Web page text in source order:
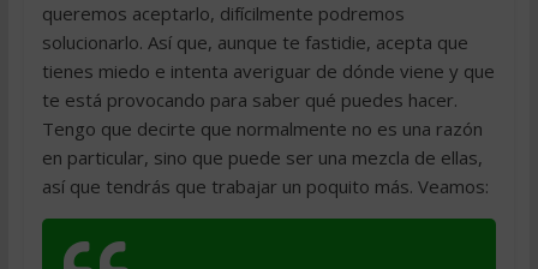
queremos aceptarlo, difícilmente podremos
solucionarlo. Así que, aunque te fastidie, acepta que
tienes miedo e intenta averiguar de dónde viene y que
te está provocando para saber qué puedes hacer.
Tengo que decirte que normalmente no es una razón
en particular, sino que puede ser una mezcla de ellas,
así que tendrás que trabajar un poquito más. Veamos: